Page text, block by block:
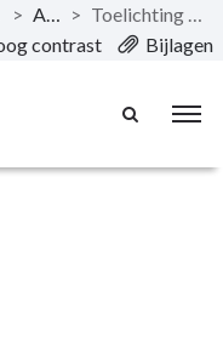
> AG >
Toelichting AG
contrast Bijlagen